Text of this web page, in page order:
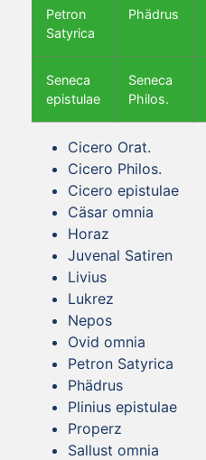
Petron
Satyrica
Phädrus
Seneca
epistulae
Seneca
Philos.
Cicero Orat.
Cicero Philos.
Cicero epistulae
Cäsar omnia
Horaz
Juvenal Satiren
Livius
Lukrez
Nepos
Ovid omnia
Petron Satyrica
Phädrus
Plinius epistulae
Properz
Sallust omnia